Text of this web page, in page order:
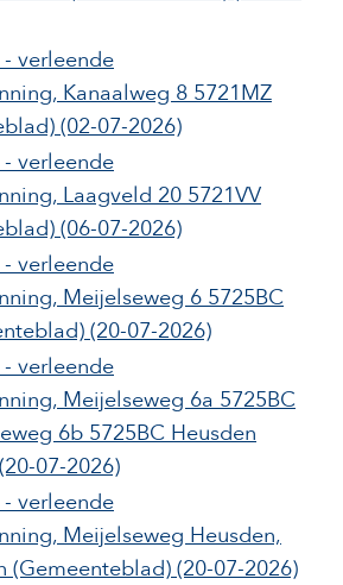
verleende
Kanaalweg 8 5721MZ
(02-07-2026)
verleende
Laagveld 20 5721VV
(06-07-2026)
verleende
Meijelseweg 6 5725BC
(20-07-2026)
verleende
Meijelseweg 6a 5725BC
6b 5725BC Heusden
(20-07-2026)
verleende
Meijelseweg Heusden,
(Gemeenteblad) (20-07-2026)